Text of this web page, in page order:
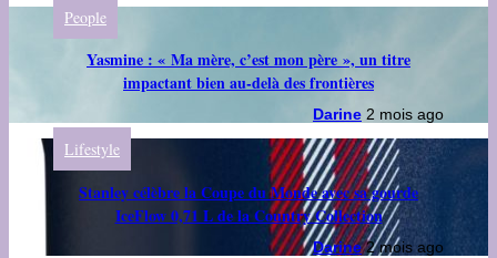
People
Yasmine : « Ma mère, c’est mon père », un titre
impactant bien au-delà des frontières
Darine 2 mois ago
Lifestyle
Stanley célèbre la Coupe du Monde avec sa gourde
IceFlow 0,71 L de la Country Collection
Darine 2 mois ago